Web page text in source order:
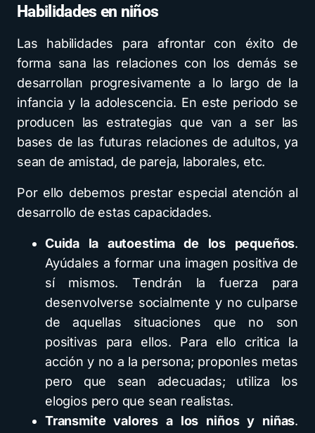
Habilidades en niños
Las habilidades para afrontar con éxito de
forma sana las relaciones con los demás se
desarrollan progresivamente a lo largo de la
infancia y la adolescencia. En este periodo se
producen las estrategias que van a ser las
bases de las futuras relaciones de adultos, ya
sean de amistad, de pareja, laborales, etc.
Por ello debemos prestar especial atención al
desarrollo de estas capacidades.
Cuida la autoestima de los pequeños.
Ayúdales a formar una imagen positiva de
sí mismos. Tendrán la fuerza para
desenvolverse socialmente y no culparse
de aquellas situaciones que no son
positivas para ellos. Para ello critica la
acción y no a la persona; proponles metas
pero que sean adecuadas; utiliza los
elogios pero que sean realistas.
Transmite valores a los niños y niñas.